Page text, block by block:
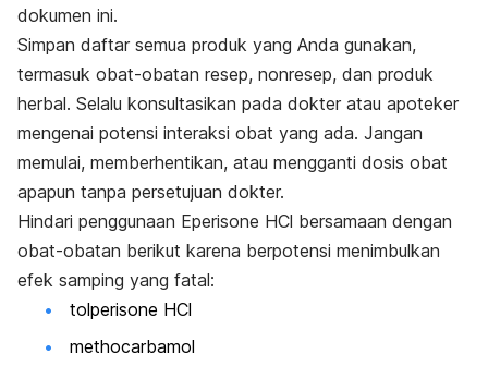
dokumen ini.
Simpan daftar semua produk yang Anda gunakan,
termasuk obat-obatan resep, nonresep, dan produk
herbal. Selalu konsultasikan pada dokter atau apoteker
mengenai potensi interaksi obat yang ada. Jangan
memulai, memberhentikan, atau mengganti dosis obat
apapun tanpa persetujuan dokter.
Hindari penggunaan Eperisone HCl bersamaan dengan
obat-obatan berikut karena berpotensi menimbulkan
efek samping yang fatal:
tolperisone HCl
methocarbamol